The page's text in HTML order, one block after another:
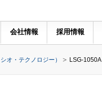
会社情報 採用情報
オ・テクノロジー） LSG-1050A